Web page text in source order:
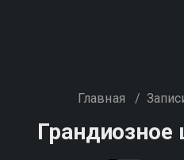
Главная /
Грандиозное